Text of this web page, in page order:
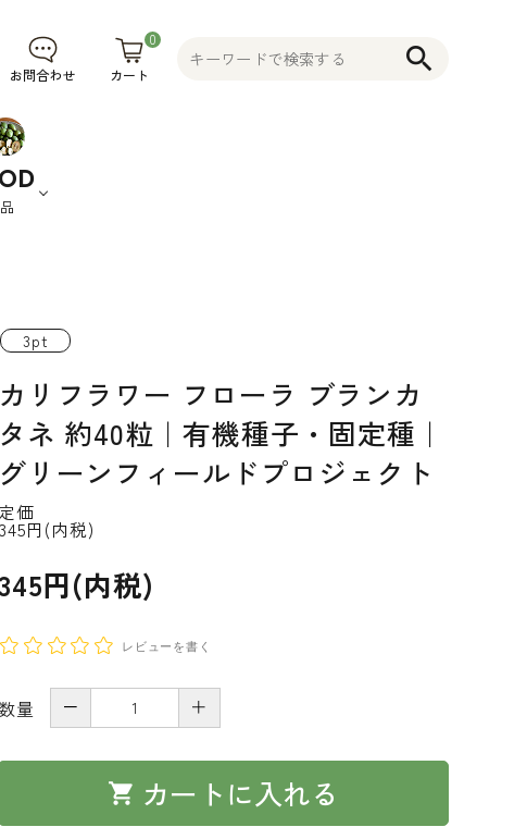
お問合わせ
0
カート
search
籍
物
食
品
そ
の
他
3pt
カリフラワー フローラ ブランカ
タネ 約40粒｜有機種子・固定種｜
グリーンフィールドプロジェクト
価
円(内税)
円(内税)
レビューを書く
数量 － ＋
shopping_cart カートに入れる